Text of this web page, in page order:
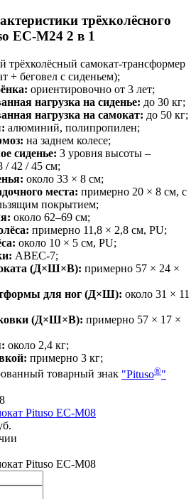
трёхколёсного
EC-M24 2 в 1
трёхколёсный самокат‑трансформер
+ беговел с сиденьем);
ориентировочно от 3 лет;
нагрузка на сиденье: до 30 кг;
нагрузка на самокат: до 50 кг;
алюминий, полипропилен;
на заднем колесе;
сиденье: 3 уровня высоты –
/ 42 / 45 см;
около 33 × 8 см;
места: примерно 20 × 8 см, с
покрытием;
около 62–69 см;
примерно 11,8 × 2,8 см, PU;
около 10 × 5 см, PU;
ABEC‑7;
(Д×Ш×В): примерно 57 × 24 ×
для ног (Д×Ш): около 31 × 11
(Д×Ш×В): примерно 57 × 17 ×
около 2,4 кг;
примерно 3 кг;
товарный знак "Pituso®"
Pituso EC-M08
Pituso EC-M08